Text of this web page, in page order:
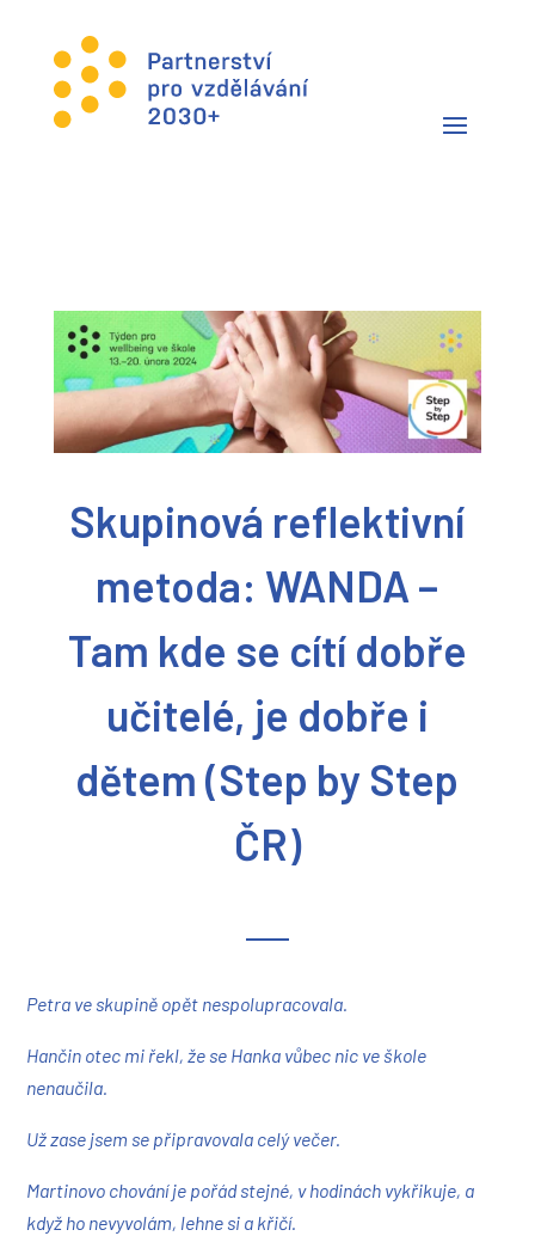
Skupinová reflektivní
metoda: WANDA –
Tam kde se cítí dobře
učitelé, je dobře i
dětem (Step by Step
ČR)
Petra ve skupině opět nespolupracovala.
Hančin otec mi řekl, že se Hanka vůbec nic ve škole
nenaučila.
Už zase jsem se připravovala celý večer.
Martinovo chování je pořád stejné, v hodinách vykřikuje, a
když ho nevyvolám, lehne si a křičí.